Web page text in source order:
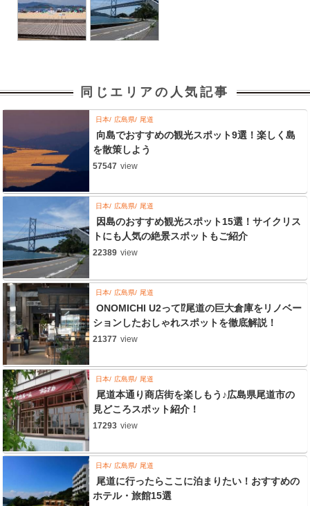
同じエリアの人気記事
日本 広島県 尾道
向島でおすすめの観光スポット9選！楽しく島
を散策しよう
57547 view
日本 広島県 尾道
因島のおすすめ観光スポット15選！サイクリス
トにも人気の絶景スポットもご紹介
22389 view
日本 広島県 尾道
ONOMICHI U2って⁉尾道の巨大倉庫をリノベー
ションしたおしゃれスポットを徹底解説！
21377 view
日本 広島県 尾道
尾道本通り商店街を楽しもう♪広島県尾道市の
見どころスポット紹介！
17293 view
日本 広島県 尾道
尾道に行ったらここに泊まりたい！おすすめの
ホテル・旅館15選